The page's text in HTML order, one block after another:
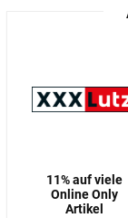
11% auf viele
Online Only
Artikel